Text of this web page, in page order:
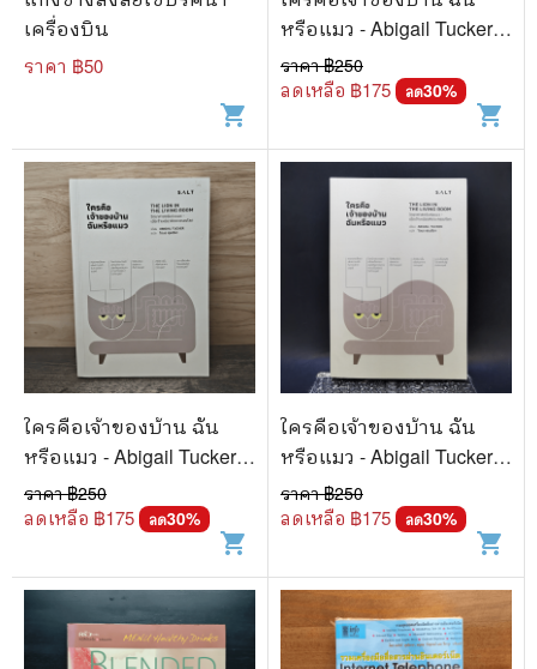
เครื่องบิน
ราคา ฿50
shopping_cart
หรือแมว - Abigail Tucker
(แอบีเกล ทักเกอร์)
ราคา ฿250
ลดเหลือ ฿175 ลด30%
shopping_cart
ใครคือเจ้าของบ้าน ฉัน
หรือแมว - Abigail Tucker
(แอบีเกล ทักเกอร์)
ราคา ฿250
ลดเหลือ ฿175 ลด30%
shopping_cart
ใครคือเจ้าของบ้าน ฉัน
หรือแมว - Abigail Tucker
(แอบีเกล ทักเกอร์)
ราคา ฿250
ลดเหลือ ฿175 ลด30%
shopping_cart